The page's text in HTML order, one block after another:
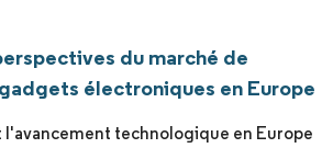
du marché de
électroniques en Europe
l'avancement technologique en Europe